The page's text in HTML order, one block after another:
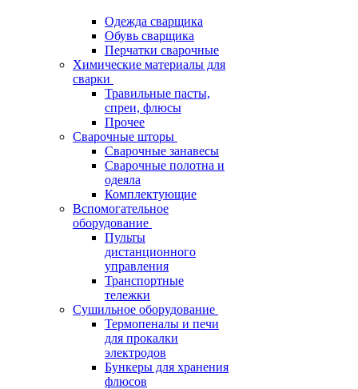
Одежда сварщика
Обувь сварщика
Перчатки сварочные
Химические материалы для
сварки
Травильные пасты,
спреи, флюсы
Прочее
Сварочные шторы
Сварочные занавесы
Сварочные полотна и
одеяла
Комплектующие
Вспомогательное
оборудование
Пульты
дистанционного
управления
Транспортные
тележки
Сушильное оборудование
Термопеналы и печи
для прокалки
электродов
Бункеры для хранения
флюсов